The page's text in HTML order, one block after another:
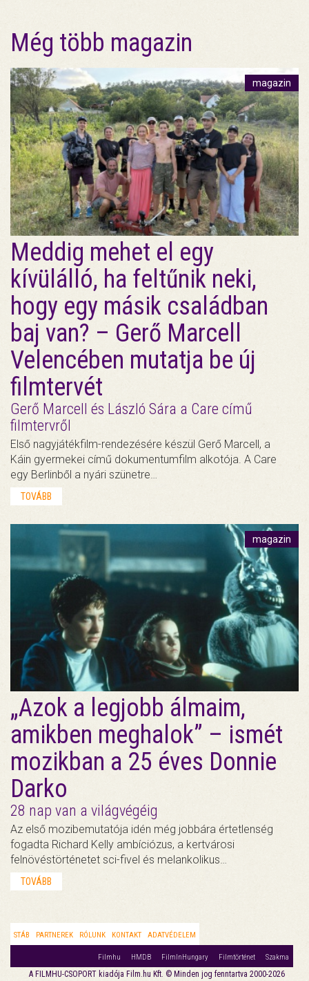
Még több magazin
magazin
Meddig mehet el egy
kívülálló, ha feltűnik neki,
hogy egy másik családban
baj van? – Gerő Marcell
Velencében mutatja be új
filmtervét
Gerő Marcell és László Sára a Care című
filmtervről
Első nagyjátékfilm-rendezésére készül Gerő Marcell, a
Káin gyermekei című dokumentumfilm alkotója. A Care
egy Berlinből a nyári szünetre…
TOVÁBB
magazin
„Azok a legjobb álmaim,
amikben meghalok” – ismét
mozikban a 25 éves Donnie
Darko
28 nap van a világvégéig
Az első mozibemutatója idén még jobbára értetlenség
fogadta Richard Kelly ambíciózus, a kertvárosi
felnövéstörténetet sci-fivel és melankolikus…
TOVÁBB
STÁB PARTNEREK RÓLUNK KONTAKT ADATVÉDELEM
Filmhu HMDB FilmInHungary Filmtörténet Szakma
A FILMHU-CSOPORT kiadója Film.hu Kft. © Minden jog fenntartva 2000-2026